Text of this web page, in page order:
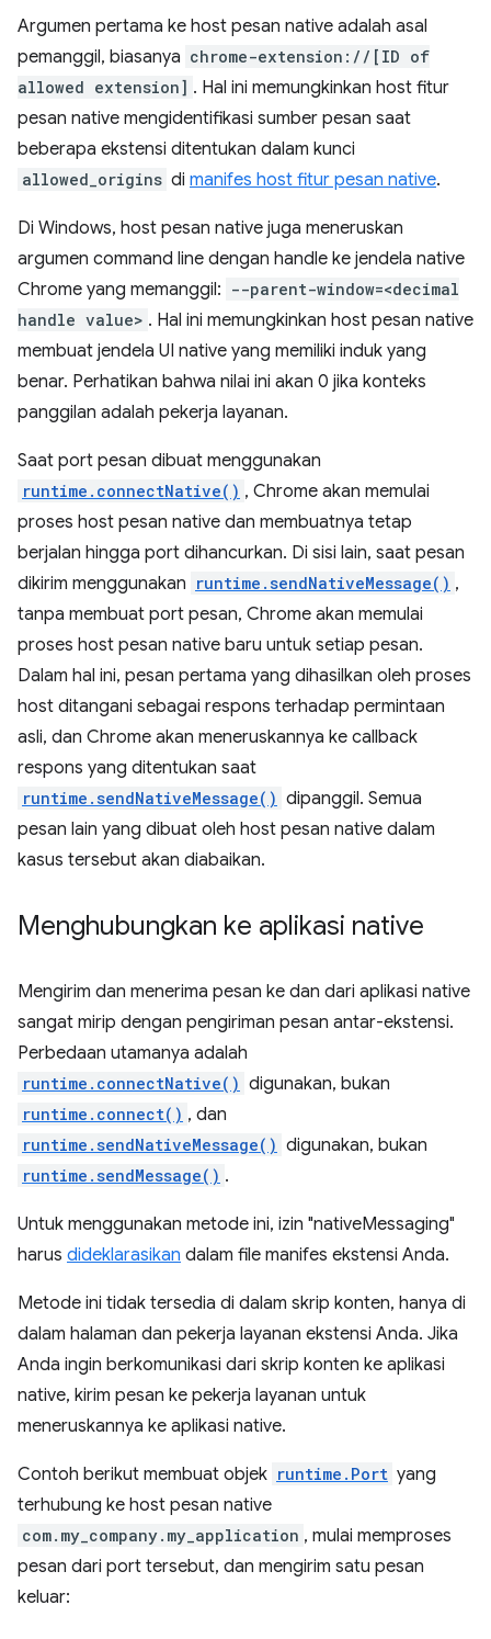
Argumen pertama ke host pesan native adalah asal
pemanggil, biasanya chrome-extension://[ID of
allowed extension] . Hal ini memungkinkan host fitur
pesan native mengidentifikasi sumber pesan saat
beberapa ekstensi ditentukan dalam kunci
allowed_origins di manifes host fitur pesan native.
Di Windows, host pesan native juga meneruskan
argumen command line dengan handle ke jendela native
Chrome yang memanggil: --parent-window=<decimal
handle value> . Hal ini memungkinkan host pesan native
membuat jendela UI native yang memiliki induk yang
benar. Perhatikan bahwa nilai ini akan 0 jika konteks
panggilan adalah pekerja layanan.
Saat port pesan dibuat menggunakan
runtime.connectNative() , Chrome akan memulai
proses host pesan native dan membuatnya tetap
berjalan hingga port dihancurkan. Di sisi lain, saat pesan
dikirim menggunakan runtime.sendNativeMessage() ,
tanpa membuat port pesan, Chrome akan memulai
proses host pesan native baru untuk setiap pesan.
Dalam hal ini, pesan pertama yang dihasilkan oleh proses
host ditangani sebagai respons terhadap permintaan
asli, dan Chrome akan meneruskannya ke callback
respons yang ditentukan saat
runtime.sendNativeMessage() dipanggil. Semua
pesan lain yang dibuat oleh host pesan native dalam
kasus tersebut akan diabaikan.
Menghubungkan ke aplikasi native
Mengirim dan menerima pesan ke dan dari aplikasi native
sangat mirip dengan pengiriman pesan antar-ekstensi.
Perbedaan utamanya adalah
runtime.connectNative() digunakan, bukan
runtime.connect() , dan
runtime.sendNativeMessage() digunakan, bukan
runtime.sendMessage() .
Untuk menggunakan metode ini, izin "nativeMessaging"
harus dideklarasikan dalam file manifes ekstensi Anda.
Metode ini tidak tersedia di dalam skrip konten, hanya di
dalam halaman dan pekerja layanan ekstensi Anda. Jika
Anda ingin berkomunikasi dari skrip konten ke aplikasi
native, kirim pesan ke pekerja layanan untuk
meneruskannya ke aplikasi native.
Contoh berikut membuat objek runtime.Port yang
terhubung ke host pesan native
com.my_company.my_application , mulai memproses
pesan dari port tersebut, dan mengirim satu pesan
keluar: